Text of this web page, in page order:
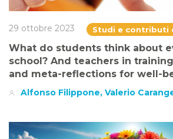
29 ottobre 2023 Studi e contributi
What do students think about
school? And teachers in
and meta-reflections for well-
Alfonso Filippone, Valerio